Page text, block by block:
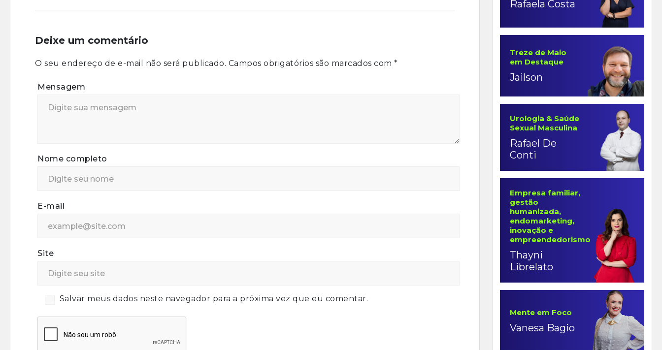
Deixe um comentário
O seu endereço de e-mail não será publicado. Campos obrigatórios são marcados com *
Mensagem
Nome completo
E-mail
Site
Salvar meus dados neste navegador para a próxima vez que eu comentar.
Rafaela Costa
Treze de Maio
em Destaque
Jailson
Urologia & Saúde
Sexual Masculina
Rafael De
Conti
Empresa familiar,
gestão
humanizada,
endomarketing,
inovação e
empreendedorismo
Thayni
Librelato
Mente em Foco
Vanesa Bagio